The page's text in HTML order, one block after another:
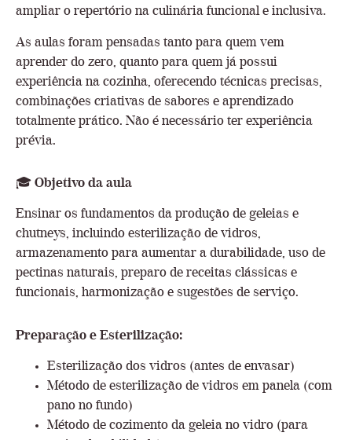
ampliar o repertório na culinária funcional e inclusiva.
As aulas foram pensadas tanto para quem vem
aprender do zero, quanto para quem já possui
experiência na cozinha, oferecendo técnicas precisas,
combinações criativas de sabores e aprendizado
totalmente prático. Não é necessário ter experiência
prévia.
🎓 Objetivo da aula
Ensinar os fundamentos da produção de geleias e
chutneys, incluindo esterilização de vidros,
armazenamento para aumentar a durabilidade, uso de
pectinas naturais, preparo de receitas clássicas e
funcionais, harmonização e sugestões de serviço.
Preparação e Esterilização:
Esterilização dos vidros (antes de envasar)
Método de esterilização de vidros em panela (com
pano no fundo)
Método de cozimento da geleia no vidro (para